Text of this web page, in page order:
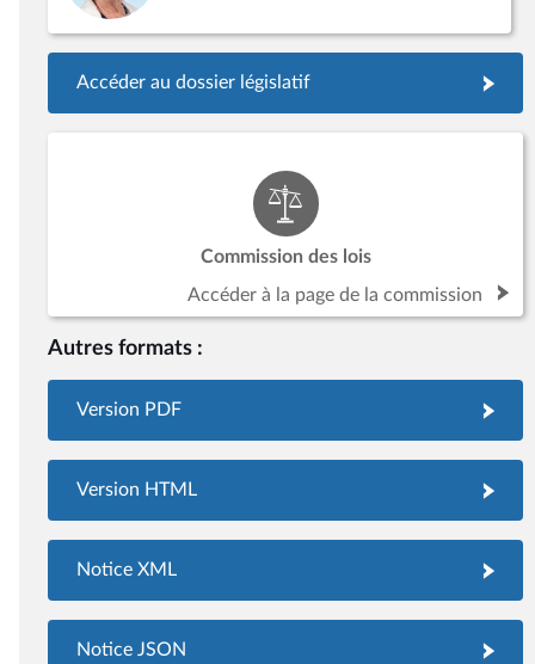
Accéder au dossier législatif
Commission des lois
Accéder à la page de la commission
Autres formats :
Version PDF
Version HTML
Notice XML
Notice JSON